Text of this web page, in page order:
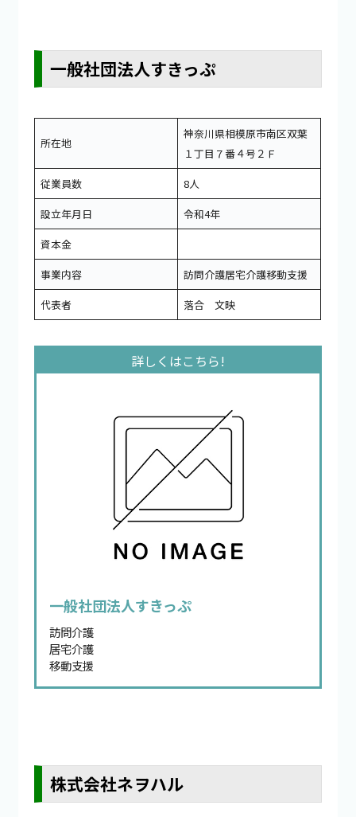
一般社団法人すきっぷ
所在地
神奈川県相模原市南区双葉
１丁目７番４号２Ｆ
従業員数
8人
設立年月日
令和4年
資本金
事業内容
訪問介護居宅介護移動支援
代表者
落合 文映
一般社団法人すきっぷ
訪問介護
居宅介護
移動支援
株式会社ネヲハル